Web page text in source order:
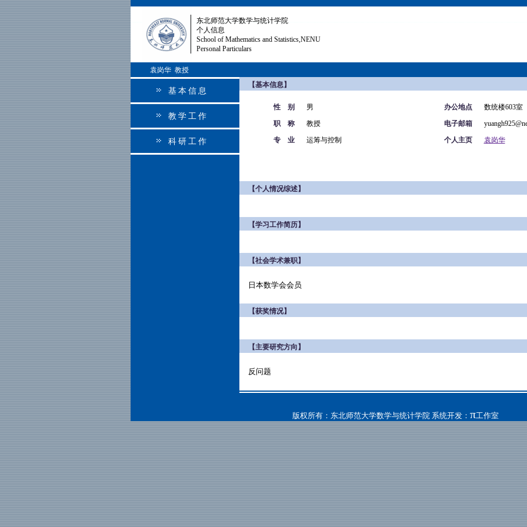
东北师范大学数学与统计学院
个人信息
School of Mathematics and Statistics,NENU
Personal Particulars
袁岗华 教授
基本信息
教学工作
科研工作
【基本信息】
性 别 男 办公地点
数统楼603室
职 称
教授 电子邮箱
专 业
运筹与控制 个人主页 袁岗华
【个人情况综述】
【学习工作简历】
【社会学术兼职】
日本数学会会员
【获奖情况】
【主要研究方向】
反问题
版权所有：东北师范大学数学与统计学院 系统开发： π工作室